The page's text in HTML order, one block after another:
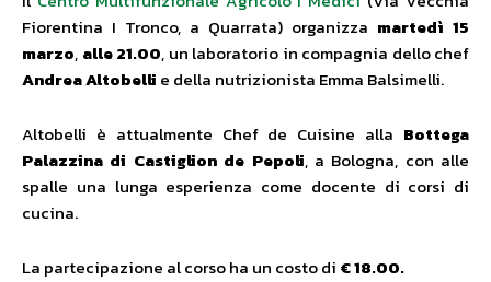
Fiorentina I Tronco, a Quarrata) organizza martedì 15
marzo, alle 21.00, un laboratorio in compagnia dello chef
Andrea Altobelli e della nutrizionista Emma Balsimelli.
Altobelli è attualmente Chef de Cuisine alla Bottega
Palazzina di Castiglion de Pepoli, a Bologna, con alle
spalle una lunga esperienza come docente di corsi di
cucina.
La partecipazione al corso ha un costo di € 18.00.